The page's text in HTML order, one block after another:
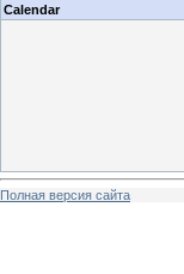
Calendar
Полная версия сайта